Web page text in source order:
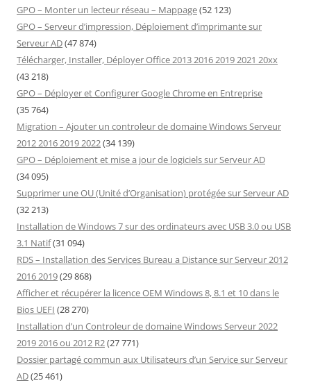
GPO – Monter un lecteur réseau – Mappage(52 123)
GPO – Serveur d’impression, Déploiement d’imprimante sur
Serveur AD(47 874)
Télécharger, Installer, Déployer Office 2013 2016 2019 2021 20xx
(43 218)
GPO – Déployer et Configurer Google Chrome en Entreprise
(35 764)
Migration – Ajouter un controleur de domaine Windows Serveur
2012 2016 2019 2022(34 139)
GPO – Déploiement et mise a jour de logiciels sur Serveur AD
(34 095)
Supprimer une OU (Unité d’Organisation) protégée sur Serveur AD
(32 213)
Installation de Windows 7 sur des ordinateurs avec USB 3.0 ou USB
3.1 Natif(31 094)
RDS – Installation des Services Bureau a Distance sur Serveur 2012
2016 2019(29 868)
Afficher et récupérer la licence OEM Windows 8, 8.1 et 10 dans le
Bios UEFI (28 270)
Installation d’un Controleur de domaine Windows Serveur 2022
2019 2016 ou 2012 R2(27 771)
Dossier partagé commun aux Utilisateurs d’un Service sur Serveur
AD(25 461)